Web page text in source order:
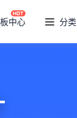
中心 分类